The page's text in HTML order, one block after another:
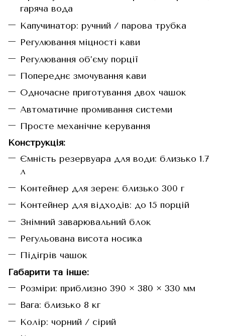
гаряча вода
Капучинатор: ручний / парова трубка
Регулювання міцності кави
Регулювання об’єму порції
Попереднє змочування кави
Одночасне приготування двох чашок
Автоматичне промивання системи
Просте механічне керування
Конструкція:
Ємність резервуара для води: близько 1.7
л
Контейнер для зерен: близько 300 г
Контейнер для відходів: до 15 порцій
Знімний заварювальний блок
Регульована висота носика
Підігрів чашок
Габарити та інше:
Розміри: приблизно 390 × 380 × 330 мм
Вага: близько 8 кг
Колір: чорний / сірий